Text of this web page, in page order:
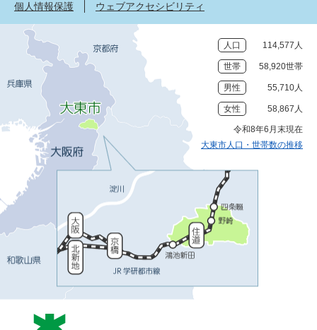
個人情報保護
ウェブアクセシビリティ
人口 114,577人
世帯 58,920世帯
男性 55,710人
女性 58,867人
令和8年6月末現在
大東市人口・世帯数の推移